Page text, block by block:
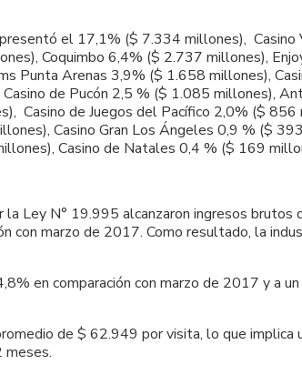
el 17,1% ($ 7.334 millones), Casino
Coquimbo 6,4% ($ 2.737 millones),
Arenas 3,9% ($ 1.658 millones),
de Pucón 2,5 % ($ 1.085 millones),
de Juegos del Pacífico 2,0% ($ 856
Casino Gran Los Ángeles 0,9 % ($
Casino de Natales 0,4 % ($ 169
Ley N° 19.995 alcanzaron ingresos
marzo de 2017. Como resultado, la
en comparación con marzo de 2017 y a
de $ 62.949 por visita, lo que implica
meses.